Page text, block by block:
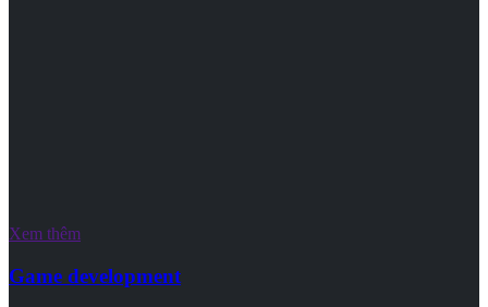
Xem thêm
Game development